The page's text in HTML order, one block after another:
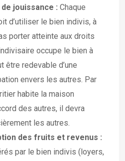
jouissance : Chaque
d’utiliser le bien indivis, à
porter atteinte aux droits
occupe le bien à
être redevable d’une
envers les autres. Par
habite la maison
des autres, il devra
les autres.
des fruits et revenus :
par le bien indivis (loyers,